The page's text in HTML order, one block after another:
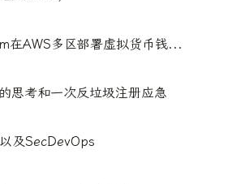
使用Terraform在AWS多区部署虚拟货币钱包节点
思考和一次反垃圾注册应急
及SecDevOps